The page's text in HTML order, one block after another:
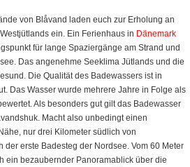
von Blåvand laden euch zur Erholung an
ein. Ein Ferienhaus in Dänemark
für lange Spaziergänge am Strand und
Das angenehme Seeklima Jütlands und die
Die Qualität des Badewassers ist in
Das Wasser wurde mehrere Jahre in Folge als
Als besonders gut gilt das Badewasser
Macht also unbedingt einen
nur drei Kilometer südlich von
der erste Badesteg der Nordsee. Vom 60 Meter
ein bezaubernder Panoramablick über die